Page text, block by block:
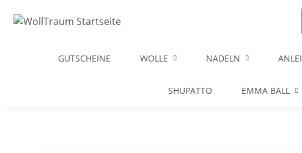
GUTSCHEINE WOLLE NADELN
SHUPATTO EMMA BALL